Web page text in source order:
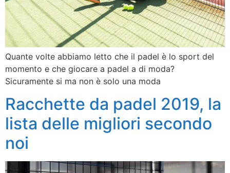
Quante volte abbiamo letto che il padel è lo sport del
momento e che giocare a padel a di moda?
Sicuramente si ma non è solo una moda
Racchette da padel 2019, la
lista delle migliori secondo
noi